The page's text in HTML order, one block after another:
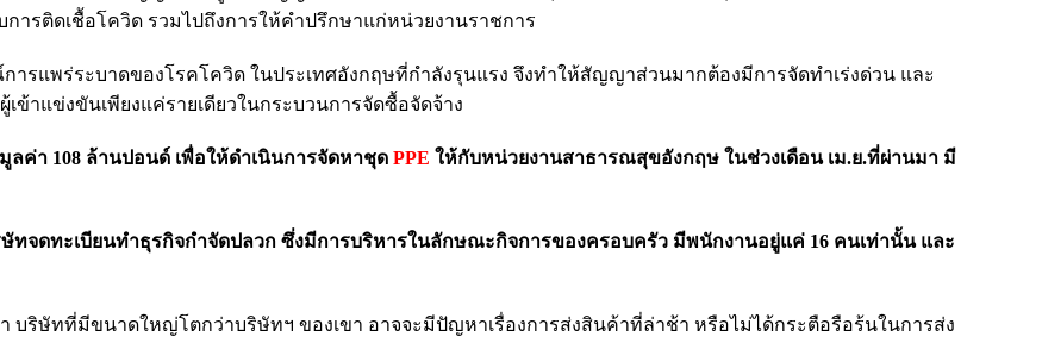
รติดเชื้อโควิด รวมไปถึงการให้คำปรึกษาแก่หน่วยงานราชการ
รแพร่ระบาดของโรคโควิด ในประเทศอังกฤษที่กำลังรุนแรง จึงทำให้สัญญาส่วนมากต้องมีการจัดทำเร่งด่วน และ
าแข่งขันเพียงแค่รายเดียวในกระบวนการจัดซื้อจัดจ้าง
มูลค่า 108 ล้านปอนด์ เพื่อให้ดำเนินการจัดหาชุด PPE ให้กับหน่วยงานสาธารณสุขอังกฤษ ในช่วงเดือน เม.ย.ที่ผ่านมา มี
ษัทจดทะเบียนทำธุรกิจกำจัดปลวก ซึ่งมีการบริหารในลักษณะกิจการของครอบครัว มีพนักงานอยู่แค่ 16 คนเท่านั้น และ
ริษัทที่มีขนาดใหญ่โตกว่าบริษัทฯ ของเขา อาจจะมีปัญหาเรื่องการส่งสินค้าที่ล่าช้า หรือไม่ได้กระตือรือร้นในการส่ง